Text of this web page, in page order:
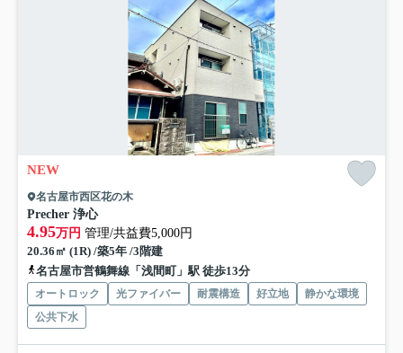
NEW
名古屋市西区花の木
Precher 浄心
4.95万円 管理/共益費5,000円
20.36㎡ (1R) /築5年 /3階建
名古屋市営鶴舞線「浅間町」駅 徒歩13分
オートロック 光ファイバー 耐震構造 好立地
静かな環境
公共下水